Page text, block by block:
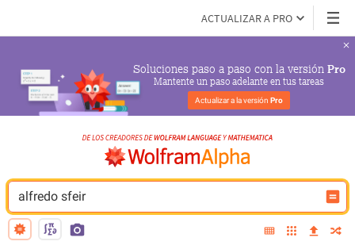
ACTUALIZAR A PRO
Soluciones paso a paso con la versión Pro
Mantente un paso adelante en tus tareas
Actualizar a la versión Pro
alfredo sfeir